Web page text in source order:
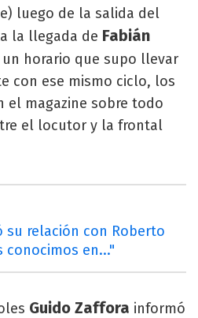
luego de la salida del
la llegada de Fabián
horario que supo llevar
con ese mismo ciclo, los
el magazine sobre todo
el locutor y la frontal
su relación con Roberto
conocimos en..."
Guido Zaffora informó